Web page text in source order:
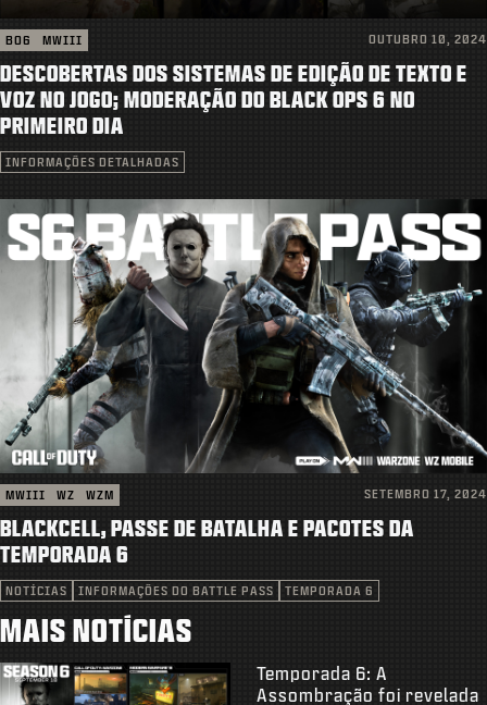
BO6 MWIII OUTUBRO 10, 2024
DESCOBERTAS DOS SISTEMAS DE EDIÇÃO DE TEXTO E
VOZ NO JOGO; MODERAÇÃO DO BLACK OPS 6 NO
PRIMEIRO DIA
INFORMAÇÕES DETALHADAS
MWIII WZ WZM SETEMBRO 17, 2024
BLACKCELL, PASSE DE BATALHA E PACOTES DA
TEMPORADA 6
NOTÍCIAS INFORMAÇÕES DO BATTLE PASS TEMPORADA 6
MAIS NOTÍCIAS
Temporada 6: A
Assombração foi revelada